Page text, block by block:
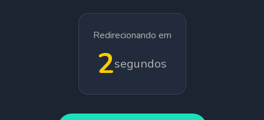
Redirecionando em
1segundos